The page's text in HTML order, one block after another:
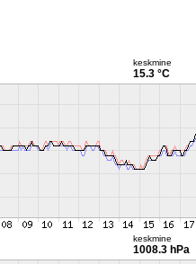
keskmine
15.3 °C
keskmine
1008.3 hPa